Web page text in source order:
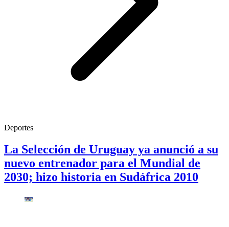
Deportes
La Selección de Uruguay ya anunció a su
nuevo entrenador para el Mundial de
2030; hizo historia en Sudáfrica 2010